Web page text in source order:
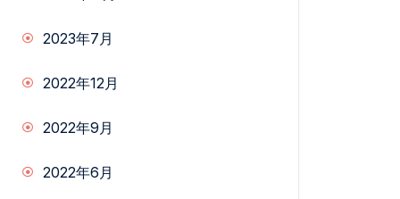
2023年7月
2022年12月
2022年9月
2022年6月